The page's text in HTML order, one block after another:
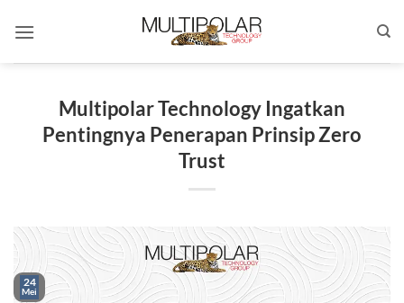
Multipolar Technology Ingatkan
Pentingnya Penerapan Prinsip Zero
Trust
24
Mei